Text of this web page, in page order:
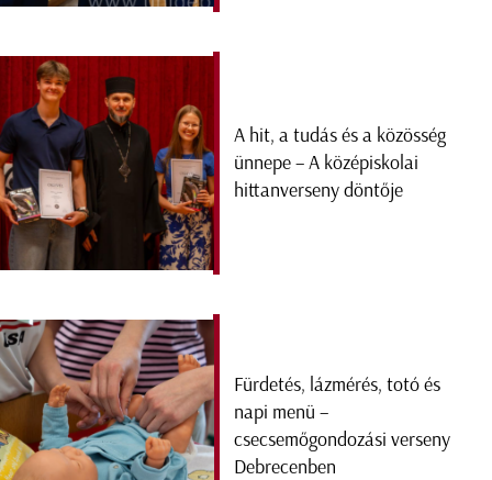
A hit, a tudás és a közösség
ünnepe – A középiskolai
hittanverseny döntője
Fürdetés, lázmérés, totó és
napi menü –
csecsemőgondozási verseny
Debrecenben